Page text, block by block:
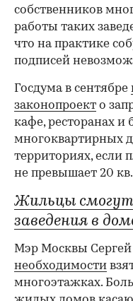
собственников
работы таких
что на практике
подписей
00:00 /
Госдума в сентябре
законопроект о
кафе, ресторанах и
многоквартирных
территориях, если
не превышает 20
Жильцы
заведения в
Мэр Москвы
необходимости
многоэтажках.